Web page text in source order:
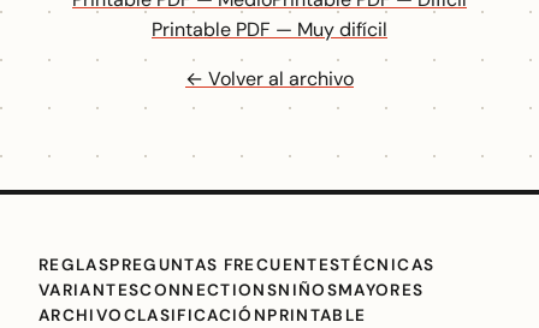
Printable PDF — Muy difícil
← Volver al archivo
REGLASPREGUNTAS FRECUENTESTÉCNICAS
VARIANTESCONNECTIONSNIÑOSMAYORES
ARCHIVOCLASIFICACIÓNPRINTABLE